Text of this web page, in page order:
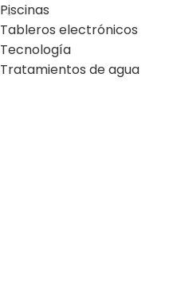
Piscinas
Tableros electrónicos
Tecnología
Tratamientos de agua